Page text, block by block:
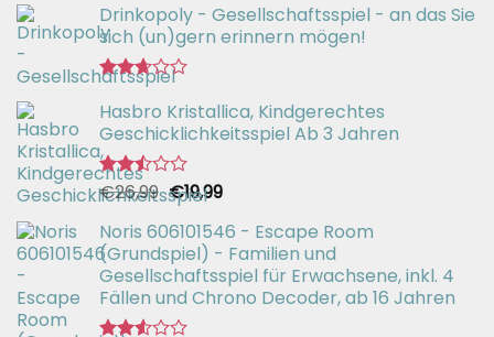
Drinkopoly - Gesellschaftsspiel - an das Sie
sich (un)gern erinnern mögen!
Bewertet
mit
2.67
von 5
Hasbro Kristallica, Kindgerechtes
Geschicklichkeitsspiel Ab 3 Jahren
Bewertet
mit
2.49
von 5
€26,99 Ursprünglicher
Preis
war:
€26,99
€19,99Aktueller
ist:
€19,99.
Noris 606101546 - Escape Room
(Grundspiel) - Familien und
Gesellschaftsspiel für Erwachsene, inkl. 4
Fällen und Chrono Decoder, ab 16 Jahren